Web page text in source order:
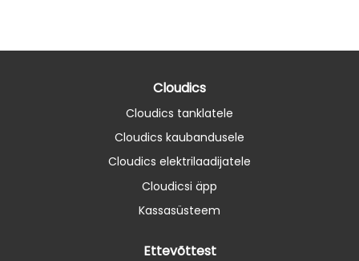
Cloudics
Cloudics tanklatele
Cloudics kaubandusele
Cloudics elektrilaadijatele
Cloudicsi äpp
Kassasüsteem
Ettevõttest